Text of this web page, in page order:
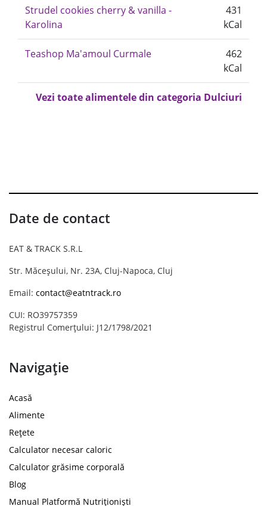
Strudel cookies cherry & vanilla -
Karolina
431
kCal
Teashop Ma'amoul Curmale
462
kCal
Vezi toate alimentele din categoria Dulciuri
Date de contact
EAT & TRACK S.R.L
Str. Măceșului, Nr. 23A, Cluj-Napoca, Cluj
Email: contact@eatntrack.ro
CUI: RO39757359
Registrul Comerțului: J12/1798/2021
Navigație
Acasă
Alimente
Rețete
Calculator necesar caloric
Calculator grăsime corporală
Blog
Manual Platformă Nutriționiști